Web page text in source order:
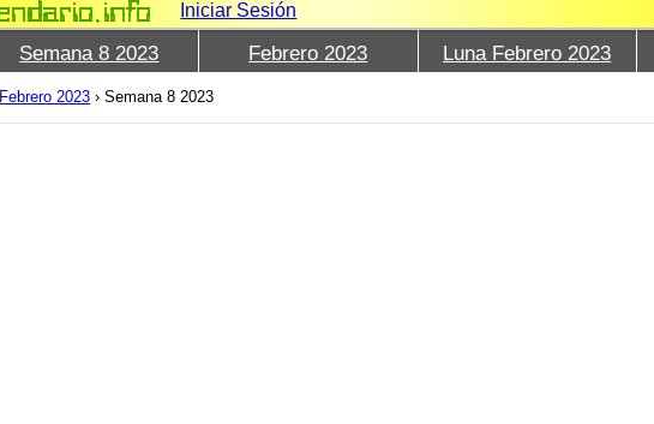
Iniciar Sesión
Semana 8 2023 Febrero 2023 Luna Febrero 2023
Febrero 2023 ›Semana 8 2023